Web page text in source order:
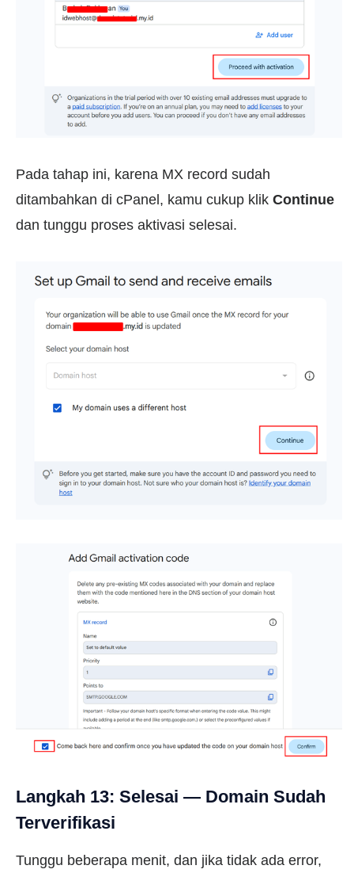
Pada tahap ini, karena MX record sudah
ditambahkan di cPanel, kamu cukup klik Continue
dan tunggu proses aktivasi selesai.
Langkah 13: Selesai — Domain Sudah
Terverifikasi
Tunggu beberapa menit, dan jika tidak ada error,